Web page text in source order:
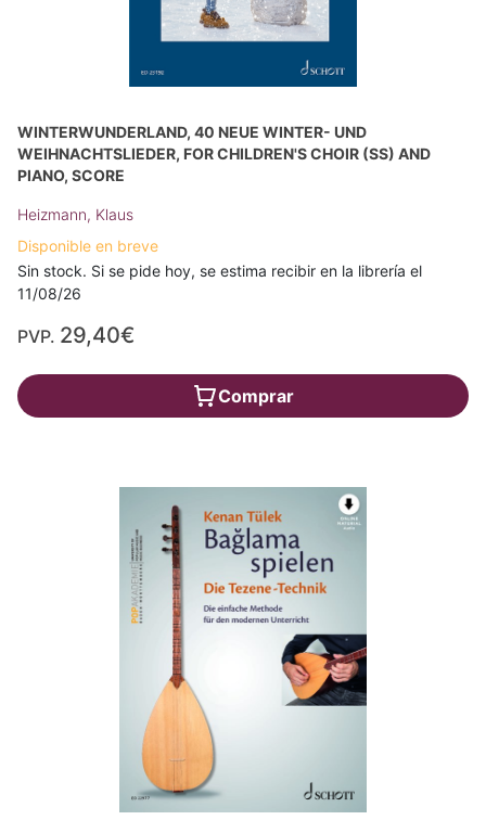
WINTERWUNDERLAND, 40 NEUE WINTER- UND
WEIHNACHTSLIEDER, FOR CHILDREN'S CHOIR (SS) AND
PIANO, SCORE
Heizmann, Klaus
Disponible en breve
Sin stock. Si se pide hoy, se estima recibir en la librería el
11/08/26
PVP. 29,40€
Comprar